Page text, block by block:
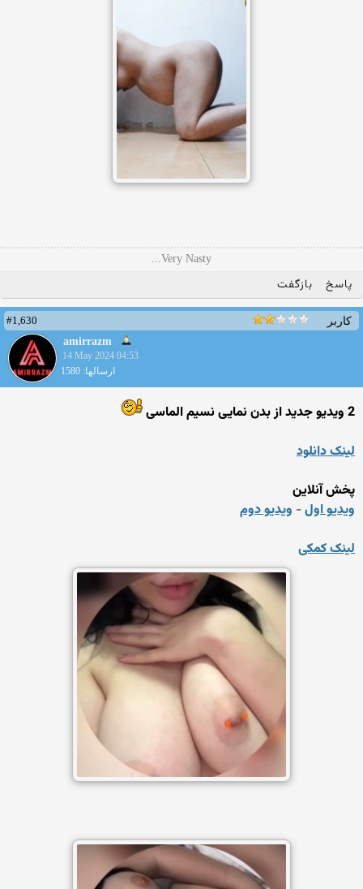
Very Nasty...
پاسخ بازگفت
کاربر
#1,630
amirrazm
14 May 2024 04:53
ارسالها: 1580
2 ویدیو جدید از بدن نمایی نسیم الماسی
لینک دانلود
پخش آنلاین
ویدیو اول- ویدیو دوم
لینک کمکی